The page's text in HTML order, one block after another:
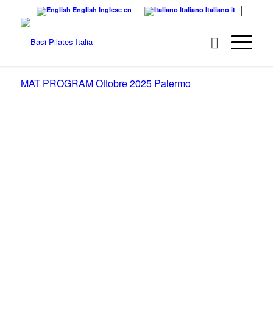
English Inglese en Italiano Italiano it
MAT PROGRAM Ottobre 2025 Palermo